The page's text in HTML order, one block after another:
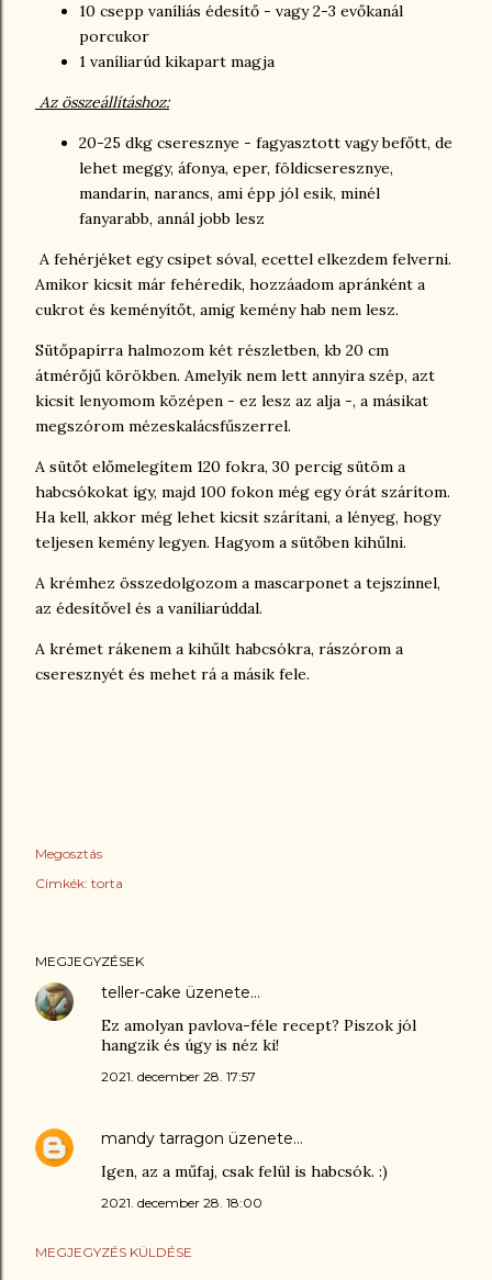
10 csepp vaníliás édesítő - vagy 2-3 evőkanál
porcukor
1 vaníliarúd kikapart magja
Az összeállításhoz:
20-25 dkg cseresznye - fagyasztott vagy befőtt, de
lehet meggy, áfonya, eper, földicseresznye,
mandarin, narancs, ami épp jól esik, minél
fanyarabb, annál jobb lesz
A fehérjéket egy csipet sóval, ecettel elkezdem felverni.
Amikor kicsit már fehéredik, hozzáadom apránként a
cukrot és keményítőt, amíg kemény hab nem lesz.
Sütőpapírra halmozom két részletben, kb 20 cm
átmérőjű körökben. Amelyik nem lett annyira szép, azt
kicsit lenyomom középen - ez lesz az alja -, a másikat
megszórom mézeskalácsfűszerrel.
A sütőt előmelegítem 120 fokra, 30 percig sütöm a
habcsókokat így, majd 100 fokon még egy órát szárítom.
Ha kell, akkor még lehet kicsit szárítani, a lényeg, hogy
teljesen kemény legyen. Hagyom a sütőben kihűlni.
A krémhez összedolgozom a mascarponet a tejszínnel,
az édesítővel és a vaníliarúddal.
A krémet rákenem a kihűlt habcsókra, rászórom a
cseresznyét és mehet rá a másik fele.
Megosztás
Címkék: torta
MEGJEGYZÉSEK
teller-cake üzenete…
Ez amolyan pavlova-féle recept? Piszok jól
hangzik és úgy is néz ki!
2021. december 28. 17:57
mandy tarragon üzenete…
Igen, az a műfaj, csak felül is habcsók. :)
2021. december 28. 18:00
MEGJEGYZÉS KÜLDÉSE